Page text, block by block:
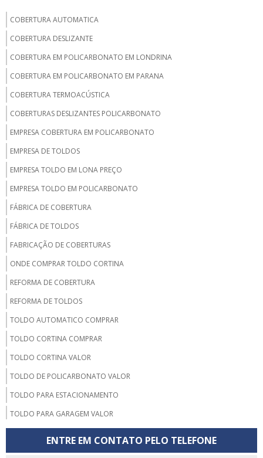
COBERTURA AUTOMATICA
COBERTURA DESLIZANTE
COBERTURA EM POLICARBONATO EM LONDRINA
COBERTURA EM POLICARBONATO EM PARANA
COBERTURA TERMOACÚSTICA
COBERTURAS DESLIZANTES POLICARBONATO
EMPRESA COBERTURA EM POLICARBONATO
EMPRESA DE TOLDOS
EMPRESA TOLDO EM LONA PREÇO
EMPRESA TOLDO EM POLICARBONATO
FÁBRICA DE COBERTURA
FÁBRICA DE TOLDOS
FABRICAÇÃO DE COBERTURAS
ONDE COMPRAR TOLDO CORTINA
REFORMA DE COBERTURA
REFORMA DE TOLDOS
TOLDO AUTOMATICO COMPRAR
TOLDO CORTINA COMPRAR
TOLDO CORTINA VALOR
TOLDO DE POLICARBONATO VALOR
TOLDO PARA ESTACIONAMENTO
TOLDO PARA GARAGEM VALOR
TOLDOS POLICARBONATO LONDRINA
ENTRE EM CONTATO PELO TELEFONE